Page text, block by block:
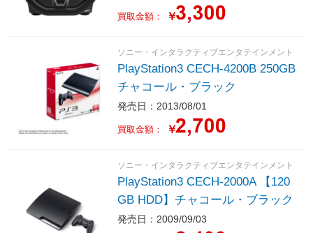
買取金額： ￥
ソニー・インタラクティブエンタテインメント
PlayStation3 CECH-4200B 250GB
チャコール・ブラック
発売日：2013/08/01
買取金額： ￥
ソニー・インタラクティブエンタテインメント
PlayStation3 CECH-2000A 【120
GB HDD】チャコール・ブラック
発売日：2009/09/03